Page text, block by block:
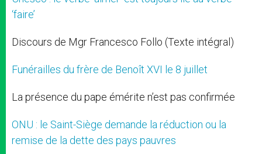
‘faire’
Discours de Mgr Francesco Follo (Texte intégral)
Funérailles du frère de Benoît XVI le 8 juillet
La présence du pape émérite n’est pas confirmée
ONU : le Saint-Siège demande la réduction ou la
remise de la dette des pays pauvres